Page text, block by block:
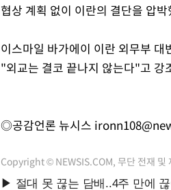
협상 계획 없이 이란의 결단을 압박
이스마일 바가에이 이란 외무부
"외교는 결코 끝나지 않는다"고 강
◎공감언론 뉴시스
Copyright © NEWSIS.COM, 무단 전재 및